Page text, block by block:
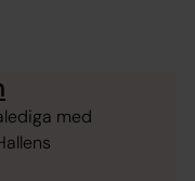
med